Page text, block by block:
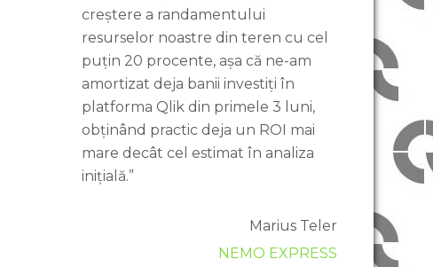
creștere a randamentului
resurselor noastre din teren cu cel
puțin 20 procente, așa că ne-am
amortizat deja banii investiți în
platforma Qlik din primele 3 luni,
obținând practic deja un ROI mai
mare decât cel estimat în analiza
inițială.”
Marius Teler
NEMO EXPRESS